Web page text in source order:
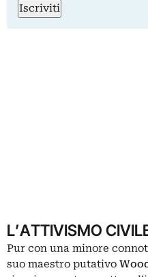
Iscriviti
L’ATTIVISMO
Pur con una minore
suo maestro putativo